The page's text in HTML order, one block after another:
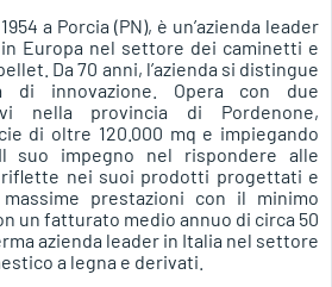
a Porcia (PN), è un’azienda leader
Europa nel settore dei caminetti e
Da 70 anni, l’azienda si distingue
di innovazione. Opera con due
nella provincia di Pordenone,
di oltre 120.000 mq e impiegando
impegno nel rispondere alle
nei suoi prodotti progettati e
prestazioni con il minimo
un fatturato medio annuo di circa 50
azienda leader in Italia nel settore
a legna e derivati.